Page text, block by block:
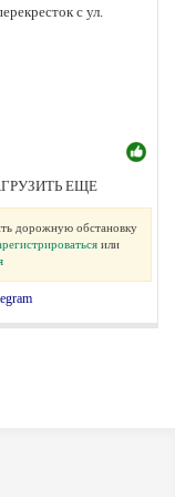
с ул.
ЕЩЕ
дорожную обстановку
или